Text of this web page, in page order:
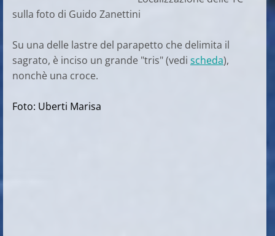
sulla foto di Guido Zanettini
Su una delle lastre del parapetto che delimita il
sagrato, è inciso un grande "tris" (vedi scheda),
nonchè una croce.
Foto: Uberti Marisa